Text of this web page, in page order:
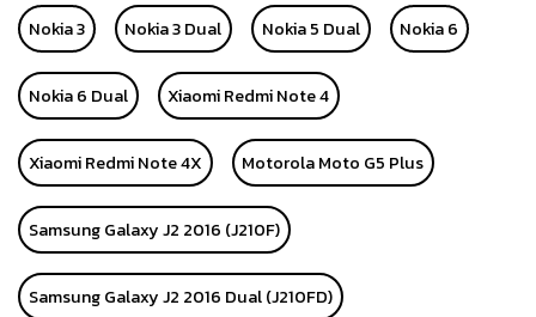
Nokia 3 Nokia 3 Dual Nokia 5 Dual Nokia 6
Nokia 6 Dual Xiaomi Redmi Note 4
Xiaomi Redmi Note 4X Motorola Moto G5 Plus
Samsung Galaxy J2 2016 (J210F)
Samsung Galaxy J2 2016 Dual (J210FD)